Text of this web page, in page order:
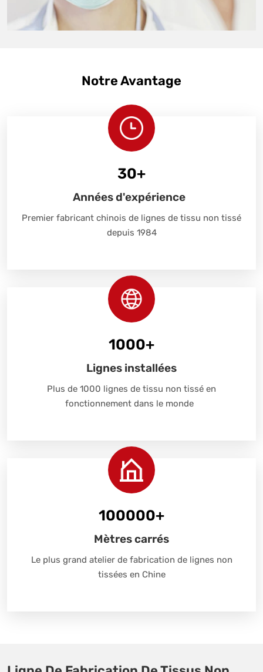
Notre Avantage
30+
Années d'expérience
Premier fabricant chinois de lignes de tissu non tissé
depuis 1984
1000+
Lignes installées
Plus de 1000 lignes de tissu non tissé en
fonctionnement dans le monde
100000+
Mètres carrés
Le plus grand atelier de fabrication de lignes non
tissées en Chine